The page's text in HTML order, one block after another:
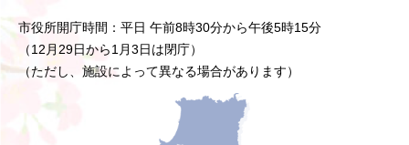
市役所開庁時間：平日 午前8時30分から午後5時15分
（12月29日から1月3日は閉庁）
（ただし、施設によって異なる場合があります）